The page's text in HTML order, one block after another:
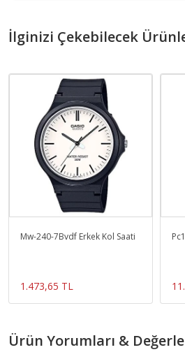
İlginizi Çekebilecek
Mw-240-7Bvdf Erkek Kol Saati
1.473,65 TL
Ürün Yorumları &